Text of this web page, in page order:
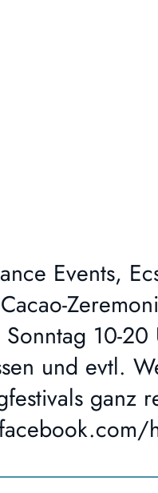
Events,
10-
und evtl.
ganz